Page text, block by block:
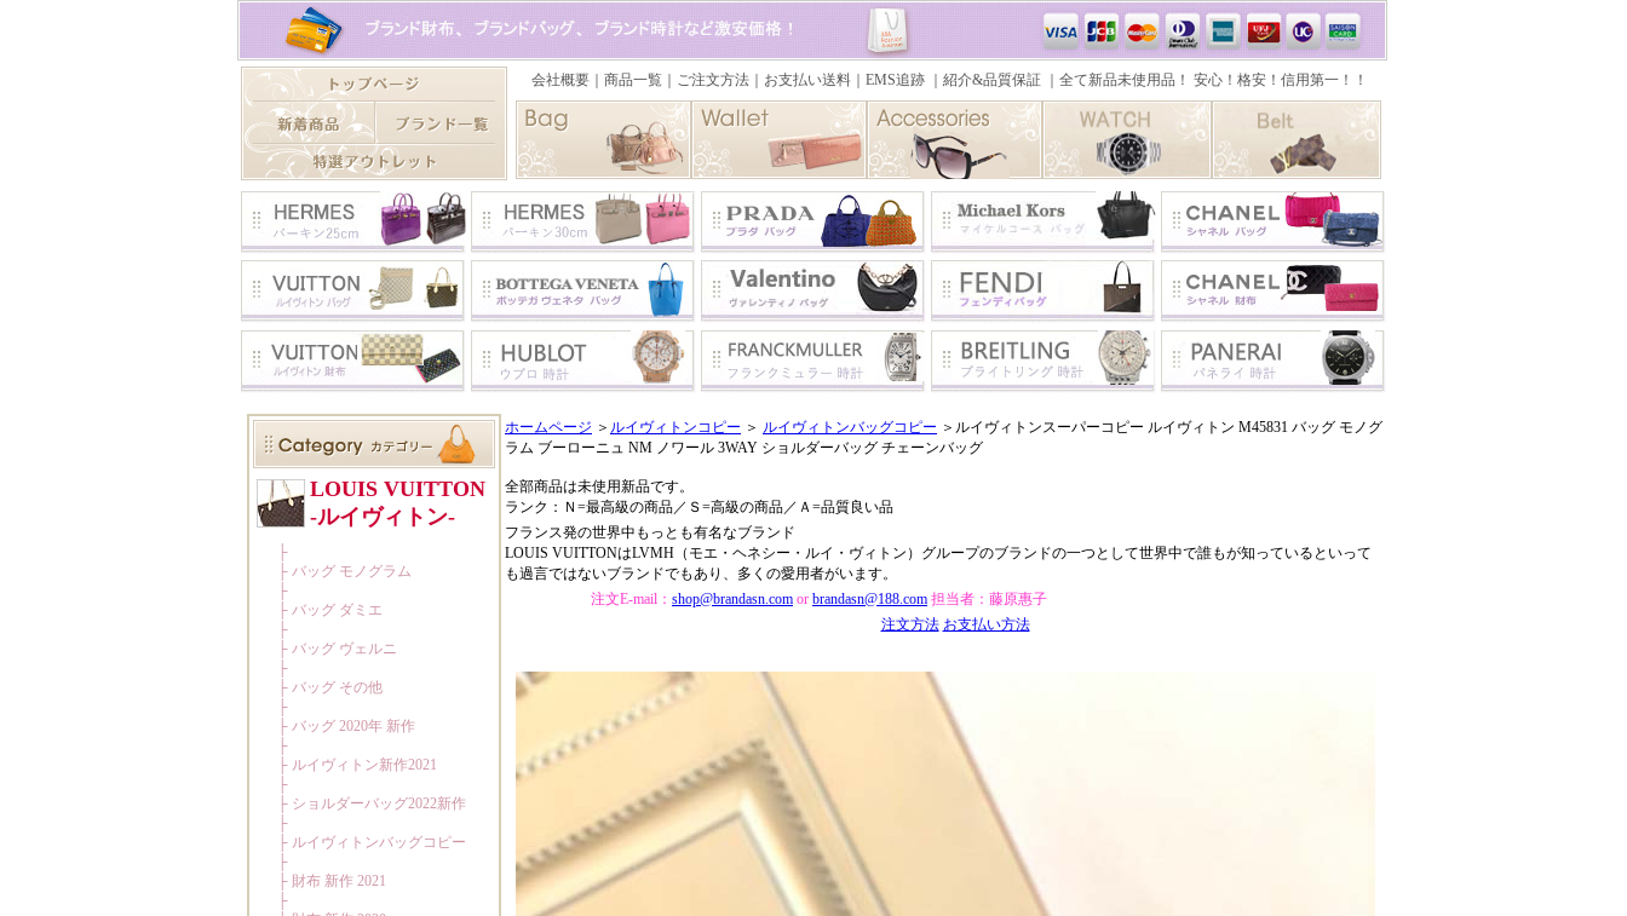
ホームページ ＞ ルイヴィトンコピー ＞ ルイヴィトンバッグコピー ＞ルイヴィトンスーパーコピー ルイヴィトン M45831 バッグ モノグ
ラム ブーローニュ NM ノワール 3WAY ショルダーバッグ チェーンバッグ
全部商品は未使用新品です。
ランク：Ｎ=最高級の商品／Ｓ=高級の商品／Ａ=品質良い品
フランス発の世界中もっとも有名なブランド
LOUIS VUITTONはLVMH（モエ・ヘネシー・ルイ・ヴィトン）グループのブランドの一つとして世界中で誰もが知っているといって
も過言ではないブランドでもあり、多くの愛用者がいます。
注文E-mail： shop@brandasn.com or brandasn@188.com 担当者：藤原惠子
注文方法 お支払い方法